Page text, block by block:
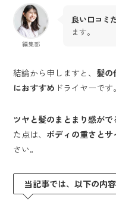
編集部
良い口コミ
ます。
結論から申しますと、 髪の
におすすめ ドライヤーです。
ツヤと髪のまとまり感が
た点は、 ボディの重さとサ
さい。
当記事では、以下の内